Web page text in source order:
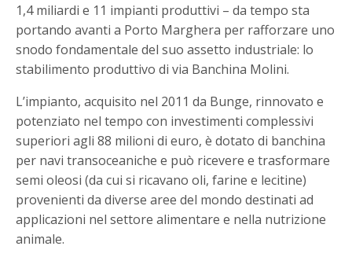
1,4 miliardi e 11 impianti produttivi – da tempo sta
portando avanti a Porto Marghera per rafforzare uno
snodo fondamentale del suo assetto industriale: lo
stabilimento produttivo di via Banchina Molini.
L’impianto, acquisito nel 2011 da Bunge, rinnovato e
potenziato nel tempo con investimenti complessivi
superiori agli 88 milioni di euro, è dotato di banchina
per navi transoceaniche e può ricevere e trasformare
semi oleosi (da cui si ricavano oli, farine e lecitine)
provenienti da diverse aree del mondo destinati ad
applicazioni nel settore alimentare e nella nutrizione
animale.